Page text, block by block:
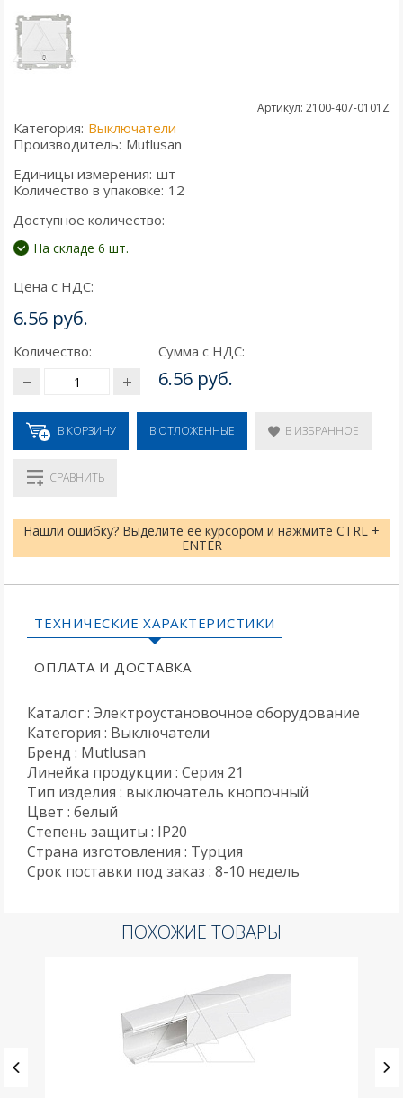
Артикул: 2100-407-0101Z
Категория: Выключатели
Производитель: Mutlusan
Единицы измерения: шт
Количество в упаковке: 12
Доступное количество:
На складе 6 шт.
Цена с НДС:
6.56 руб.
Количество: Сумма с НДС:
6.56 руб.
В КОРЗИНУ В ОТЛОЖЕННЫЕ В ИЗБРАННОЕ
СРАВНИТЬ
Нашли ошибку? Выделите её курсором и нажмите CTRL +
ENTER
ТЕХНИЧЕСКИЕ ХАРАКТЕРИСТИКИ
ОПЛАТА И ДОСТАВКА
Каталог : Электроустановочное оборудование
Категория : Выключатели
Бренд : Mutlusan
Линейка продукции : Серия 21
Тип изделия : выключатель кнопочный
Цвет : белый
Степень защиты : IP20
Страна изготовления : Турция
Срок поставки под заказ : 8-10 недель
ПОХОЖИЕ ТОВАРЫ